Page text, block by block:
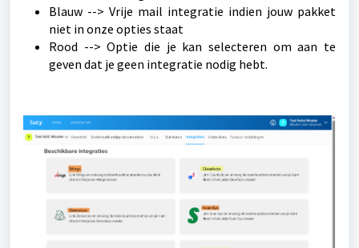
Blauw --> Vrije mail integratie indien jouw pakket
niet in onze opties staat
Rood --> Optie die je kan selecteren om aan te
geven dat je geen integratie nodig hebt.